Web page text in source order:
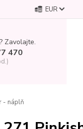
EUR
Zavolajte.
470
- náplň